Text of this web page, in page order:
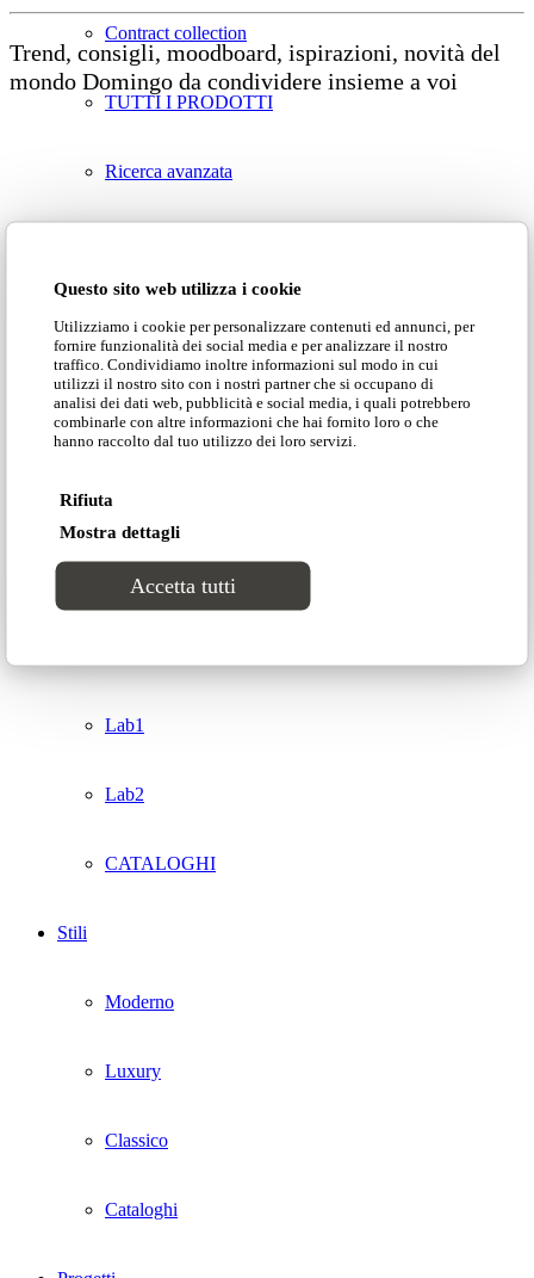
Questo sito web utilizza i cookie
Utilizziamo i cookie per personalizzare contenuti ed annunci, per
fornire funzionalità dei social media e per analizzare il nostro
traffico. Condividiamo inoltre informazioni sul modo in cui
utilizzi il nostro sito con i nostri partner che si occupano di
analisi dei dati web, pubblicità e social media, i quali potrebbero
combinarle con altre informazioni che hai fornito loro o che
hanno raccolto dal tuo utilizzo dei loro servizi.
Rifiuta
Mostra dettagli
Accetta tutti
Contract collection
TUTTI I PRODOTTI
Ricerca avanzata
Groove
Tracks
Sweet dreams
Lab1
Lab2
CATALOGHI
Stili
Moderno
Luxury
Classico
Cataloghi
Trend, consigli, moodboard, ispirazioni, novità del
mondo Domingo da condividere insieme a voi
Domingo Salotti S.r.l. Str. della Romagna, 285 –
61121 Pesaro (PU) Italia
© Domingo | P. IVA 00165000415
Privacy Policy